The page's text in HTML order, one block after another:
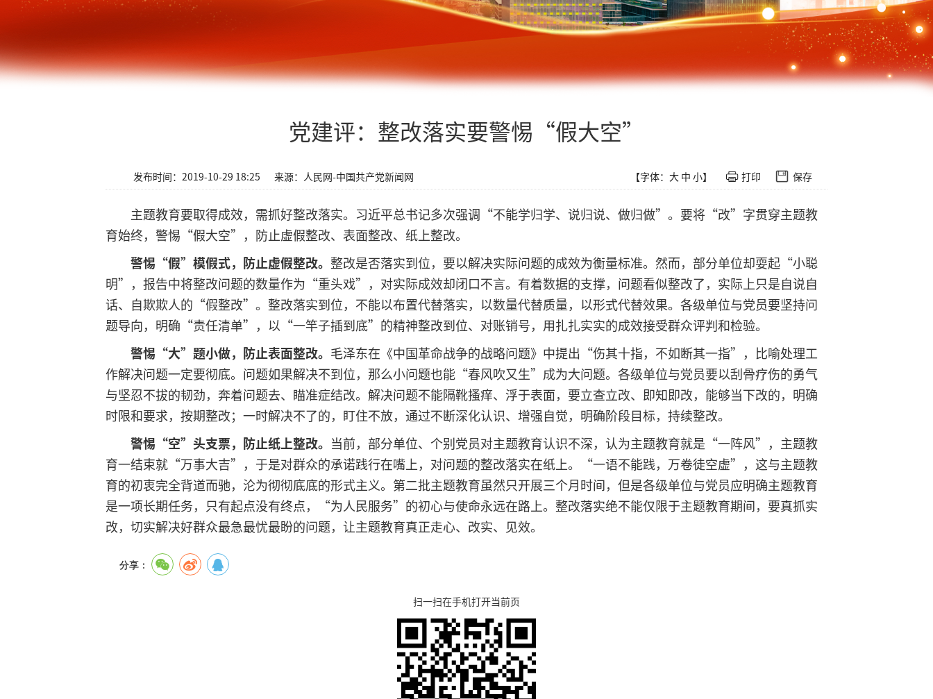
党建评：整改落实要警惕“假大空”
发布时间：2019-10-29 18:25 来源：人民网-中国共产党新闻网 【字体： 大 中 小】 打印 保存
主题教育要取得成效，需抓好整改落实。习近平总书记多次强调“不能学归学、说归说、做归做”。要将“改”字贯穿主题教
育始终，警惕“假大空”，防止虚假整改、表面整改、纸上整改。
警惕“假”模假式，防止虚假整改。 整改是否落实到位，要以解决实际问题的成效为衡量标准。然而，部分单位却耍起“小聪
明”，报告中将整改问题的数量作为“重头戏”，对实际成效却闭口不言。有着数据的支撑，问题看似整改了，实际上只是自说自
话、自欺欺人的“假整改”。整改落实到位，不能以布置代替落实，以数量代替质量，以形式代替效果。各级单位与党员要坚持问
题导向，明确“责任清单”，以“一竿子插到底”的精神整改到位、对账销号，用扎扎实实的成效接受群众评判和检验。
警惕“大”题小做，防止表面整改。 毛泽东在《中国革命战争的战略问题》中提出“伤其十指，不如断其一指”，比喻处理工
作解决问题一定要彻底。问题如果解决不到位，那么小问题也能“春风吹又生”成为大问题。各级单位与党员要以刮骨疗伤的勇气
与坚忍不拔的韧劲，奔着问题去、瞄准症结改。解决问题不能隔靴搔痒、浮于表面，要立查立改、即知即改，能够当下改的，明确
时限和要求，按期整改；一时解决不了的，盯住不放，通过不断深化认识、增强自觉，明确阶段目标，持续整改。
警惕“空”头支票，防止纸上整改。 当前，部分单位、个别党员对主题教育认识不深，认为主题教育就是“一阵风”，主题教
育一结束就“万事大吉”，于是对群众的承诺践行在嘴上，对问题的整改落实在纸上。“一语不能践，万卷徒空虚”，这与主题教
育的初衷完全背道而驰，沦为彻彻底底的形式主义。第二批主题教育虽然只开展三个月时间，但是各级单位与党员应明确主题教育
是一项长期任务，只有起点没有终点，“为人民服务”的初心与使命永远在路上。整改落实绝不能仅限于主题教育期间，要真抓实
改，切实解决好群众最急最忧最盼的问题，让主题教育真正走心、改实、见效。
分享：
扫一扫在手机打开当前页